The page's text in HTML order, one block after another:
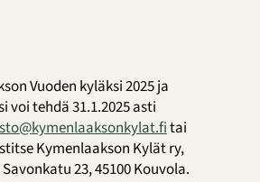
Vuoden kyläksi 2025 ja
voi tehdä 31.1.2025 asti
tai
Kymenlaakson Kylät ry,
23, 45100 Kouvola.